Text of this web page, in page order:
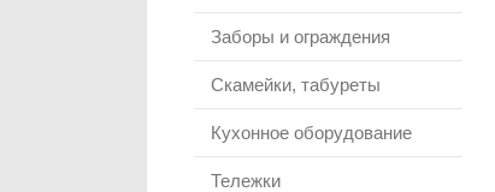
Заборы и ограждения
Скамейки, табуреты
Кухонное оборудование
Тележки